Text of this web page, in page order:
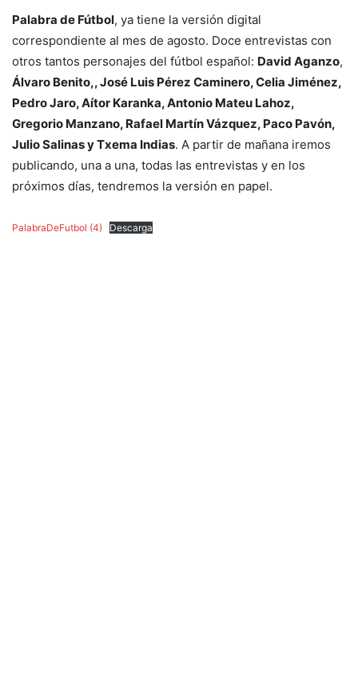
Palabra de Fútbol, ya tiene la versión digital
correspondiente al mes de agosto. Doce entrevistas con
otros tantos personajes del fútbol español: David Aganzo,
Álvaro Benito,, José Luis Pérez Caminero, Celia Jiménez,
Pedro Jaro, Aítor Karanka, Antonio Mateu Lahoz,
Gregorio Manzano, Rafael Martín Vázquez, Paco Pavón,
Julio Salinas y Txema Indias. A partir de mañana iremos
publicando, una a una, todas las entrevistas y en los
próximos días, tendremos la versión en papel.
PalabraDeFutbol (4) Descarga